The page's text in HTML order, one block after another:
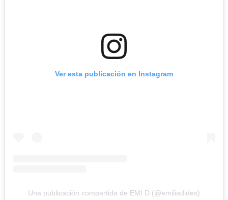
Ver esta publicación en Instagram
Una publicación compartida de EMI D (@emiliadides)